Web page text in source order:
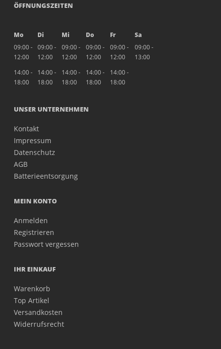
ÖFFNUNGSZEITEN
Mo Di Mi Do Fr
Sa
09:00 -
12:00
09:00 -
12:00
09:00 -
12:00
09:00 -
12:00
09:00 -
12:00
09:00 -
13:00
14:00 -
18:00
14:00 -
18:00
14:00 -
18:00
14:00 -
18:00
14:00 -
18:00
UNSER UNTERNEHMEN
Kontakt
Impressum
Datenschutz
AGB
Batterieentsorgung
MEIN KONTO
Anmelden
Registrieren
Passwort vergessen
IHR EINKAUF
Warenkorb
Top Artikel
Versandkosten
Widerrufsrecht